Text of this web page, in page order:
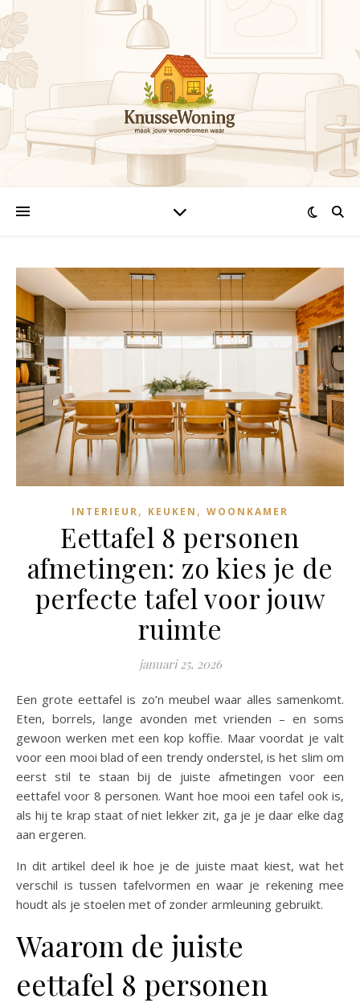
INTERIEUR, KEUKEN , WOONKAMER
Eettafel 8 personen
afmetingen: zo kies je de
perfecte tafel voor jouw
ruimte
januari 25, 2026
Een grote eettafel is zo’n meubel waar alles samenkomt.
Eten, borrels, lange avonden met vrienden – en soms
gewoon werken met een kop koffie. Maar voordat je valt
voor een mooi blad of een trendy onderstel, is het slim om
eerst stil te staan bij de juiste afmetingen voor een
eettafel voor 8 personen. Want hoe mooi een tafel ook is,
als hij te krap staat of niet lekker zit, ga je je daar elke dag
aan ergeren.
In dit artikel deel ik hoe je de juiste maat kiest, wat het
verschil is tussen tafelvormen en waar je rekening mee
houdt als je stoelen met of zonder armleuning gebruikt.
Waarom de juiste
eettafel 8 personen